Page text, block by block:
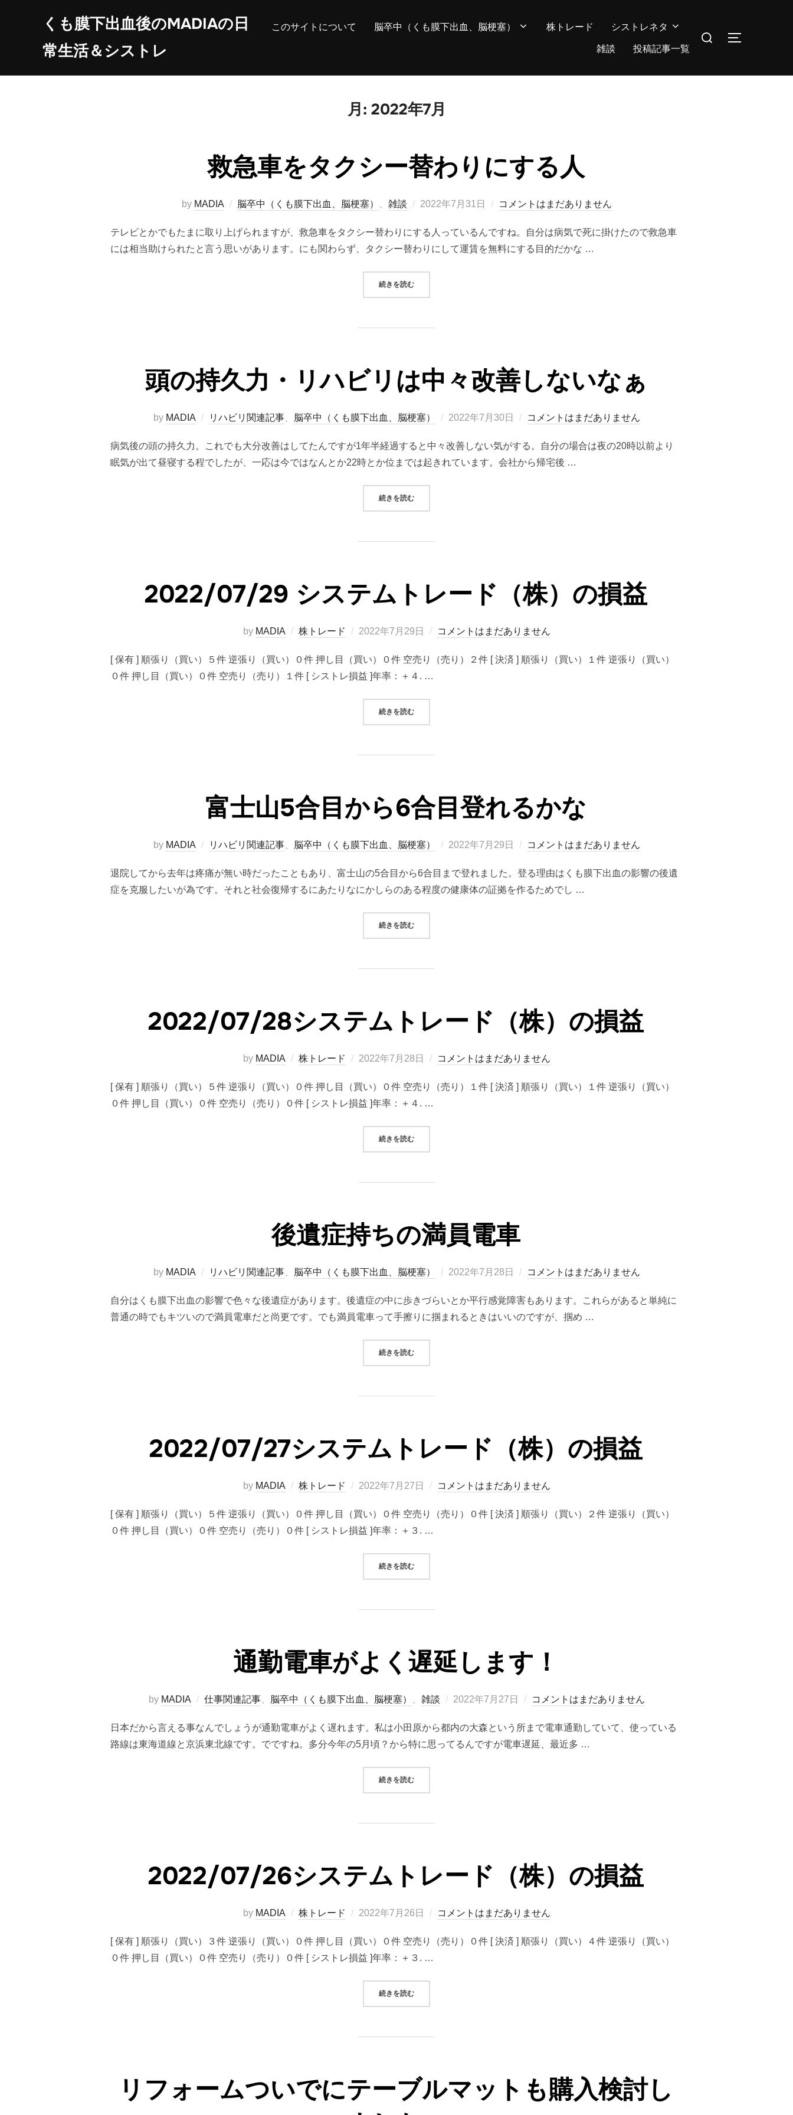
ツ
くも膜下出血後のMADIAの日
常生活＆シストレ
このサイトについて 脳卒中（くも膜下出血、脳梗塞） 株トレード
シストレネタ
雑談
投稿記事一覧
検
サイドバー
月: 2022年7月
救急車をタクシー替わりにする人
by MADIA 脳卒中（くも膜下出血、脳梗塞） 雑談
投
日:
2022年7月31日 コメントはまだありません
テレビとかでもたまに取り上げられますが、救急車をタクシー替わりにする人っているんですね。自分は病気で死に掛けたので救急車
には相当助けられたと言う思いがあります。にも関わらず、タクシー替わりにして運賃を無料にする目的だかな …
続きを読む“救急車をタクシー替わりにする人”
頭の持久力・リハビリは中々改善しないなぁ
by MADIA リハビリ関連記事、 脳卒中（くも膜下出血、脳梗塞）
投
日:
2022年7月30日 コメントはまだありません
病気後の頭の持久力。これでも大分改善はしてたんですが1年半経過すると中々改善しない気がする。自分の場合は夜の20時以前より
眠気が出て昼寝する程でしたが、一応は今ではなんとか22時とか位までは起きれています。会社から帰宅後 …
続きを読む“頭の持久力・リハビリは中々改善しないなぁ”
2022/07/29 システムトレード（株）の損益
by MADIA 株トレード
投
日:
2022年7月29日 コメントはまだありません
[ 保有 ] 順張り（買い）５件 逆張り（買い）０件 押し目（買い）０件 空売り（売り）２件 [ 決済 ] 順張り（買い）１件 逆張り（買い）
０件 押し目（買い）０件 空売り（売り）１件 [ シストレ損益 ]年率：＋４. …
続きを読む“2022/07/29 システムトレード（株）の損益”
富士山5合目から6合目登れるかな
by MADIA リハビリ関連記事、 脳卒中（くも膜下出血、脳梗塞）
投
日:
2022年7月29日 コメントはまだありません
退院してから去年は疼痛が無い時だったこともあり、富士山の5合目から6合目まで登れました。登る理由はくも膜下出血の影響の後遺
症を克服したいが為です。それと社会復帰するにあたりなにかしらのある程度の健康体の証拠を作るためでし …
続きを読む“富士山5合目から6合目登れるかな”
2022/07/28システムトレード（株）の損益
by MADIA 株トレード
投
日:
2022年7月28日 コメントはまだありません
[ 保有 ] 順張り（買い）５件 逆張り（買い）０件 押し目（買い）０件 空売り（売り）１件 [ 決済 ] 順張り（買い）１件 逆張り（買い）
０件 押し目（買い）０件 空売り（売り）０件 [ シストレ損益 ]年率：＋４. …
続きを読む“2022/07/28システムトレード（株）の損益”
後遺症持ちの満員電車
by MADIA リハビリ関連記事、 脳卒中（くも膜下出血、脳梗塞）
投
日:
2022年7月28日 コメントはまだありません
自分はくも膜下出血の影響で色々な後遺症があります。後遺症の中に歩きづらいとか平行感覚障害もあります。これらがあると単純に
普通の時でもキツいので満員電車だと尚更です。でも満員電車って手擦りに掴まれるときはいいのですが、掴め …
続きを読む“後遺症持ちの満員電車”
2022/07/27システムトレード（株）の損益
by MADIA 株トレード
投
日:
2022年7月27日 コメントはまだありません
[ 保有 ] 順張り（買い）５件 逆張り（買い）０件 押し目（買い）０件 空売り（売り）０件 [ 決済 ] 順張り（買い）２件 逆張り（買い）
０件 押し目（買い）０件 空売り（売り）０件 [ シストレ損益 ]年率：＋３. …
続きを読む“2022/07/27システムトレード（株）の損益”
通勤電車がよく遅延します！
by MADIA 仕事関連記事、 脳卒中（くも膜下出血、脳梗塞） 雑談
投
日:
2022年7月27日 コメントはまだありません
日本だから言える事なんでしょうが通勤電車がよく遅れます。私は小田原から都内の大森という所まで電車通勤していて、使っている
路線は東海道線と京浜東北線です。でですね。多分今年の5月頃？から特に思ってるんですが電車遅延、最近多 …
続きを読む“通勤電車がよく遅延します！”
2022/07/26システムトレード（株）の損益
by MADIA 株トレード
投
日:
2022年7月26日 コメントはまだありません
[ 保有 ] 順張り（買い）３件 逆張り（買い）０件 押し目（買い）０件 空売り（売り）０件 [ 決済 ] 順張り（買い）４件 逆張り（買い）
０件 押し目（買い）０件 空売り（売り）０件 [ シストレ損益 ]年率：＋３. …
続きを読む“2022/07/26システムトレード（株）の損益”
リフォームついでにテーブルマットも購入検討し